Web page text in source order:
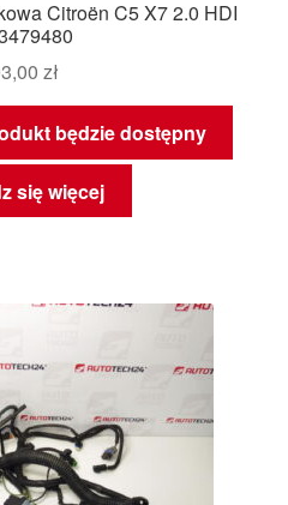
Citroën C5 X7 2.0 HDI
zł
będzie dostępny
się więcej